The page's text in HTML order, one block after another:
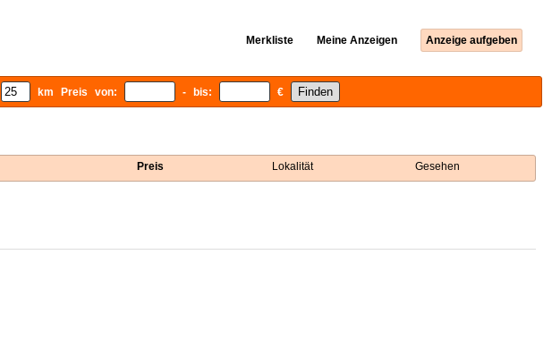
Merkliste Meine Anzeigen Anzeige aufgeben
km Preis von: - bis: €
Preis Lokalität Gesehen